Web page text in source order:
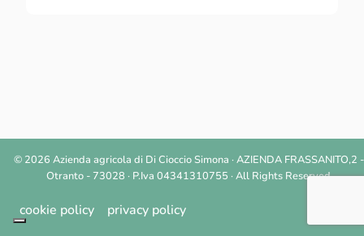
© 2026 Azienda agricola di Di Cioccio Simona · AZIENDA FRASSANITO,2 -
Otranto - 73028 · P.Iva 04341310755 · All Rights Reserved
cookie policy privacy policy